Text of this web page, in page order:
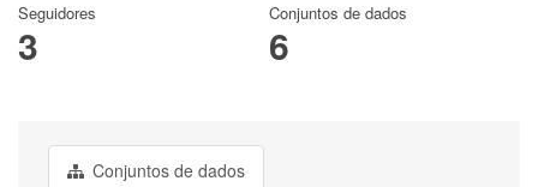
Seguidores
3
Conjuntos de dados
6
Conjuntos de dados